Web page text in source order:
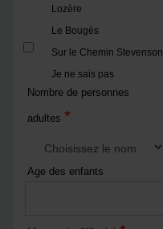
Lozère
Le Bougès
Sur le Chemin Stevenson
Je ne sais pas
Nombre de personnes
adultes *
Age des enfants